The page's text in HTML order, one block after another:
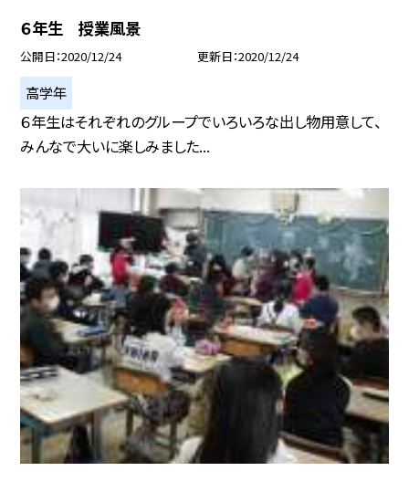
６年生 授業風景
公開日 2020/12/24 更新日 2020/12/24
高学年
６年生はそれぞれのグループでいろいろな出し物用意して、
みんなで大いに楽しみました...